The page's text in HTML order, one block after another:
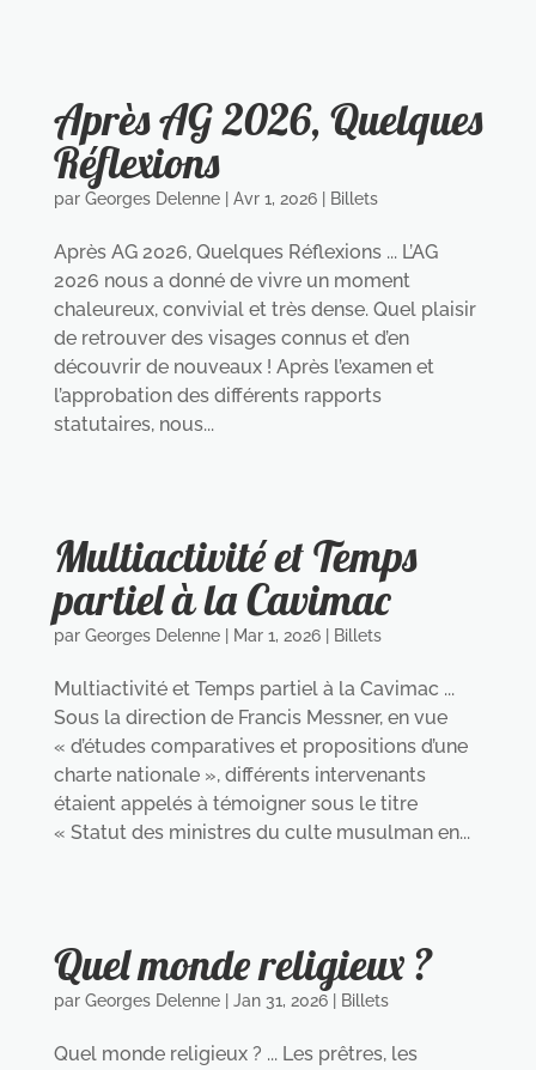
Après AG 2026, Quelques
Réflexions
par Georges Delenne| Avr 1, 2026| Billets
Après AG 2026, Quelques Réflexions ... L’AG
2026 nous a donné de vivre un moment
chaleureux, convivial et très dense. Quel plaisir
de retrouver des visages connus et d’en
découvrir de nouveaux ! Après l’examen et
l’approbation des différents rapports
statutaires, nous...
Multiactivité et Temps
partiel à la Cavimac
par Georges Delenne| Mar 1, 2026| Billets
Multiactivité et Temps partiel à la Cavimac ...
Sous la direction de Francis Messner, en vue
« d’études comparatives et propositions d’une
charte nationale », différents intervenants
étaient appelés à témoigner sous le titre
« Statut des ministres du culte musulman en...
Quel monde religieux ?
par Georges Delenne| Jan 31, 2026| Billets
Quel monde religieux ? ... Les prêtres, les